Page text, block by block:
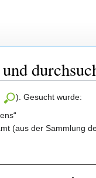
). Gesucht wurde:
(aus der Sammlung